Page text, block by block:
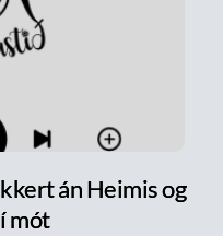
án Heimis og
mót